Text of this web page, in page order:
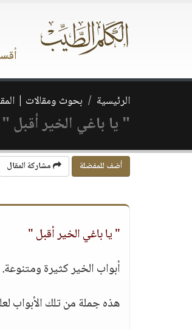
الرئيسية بحوث ومقالات |
" يا باغي الخير أقبل "
أضف للمفضلة مشاركة المقال
" يا باغي الخير أقبل "
أبواب الخير كثيرة ومتنوعة.
هذه جملة من تلك الأبواب